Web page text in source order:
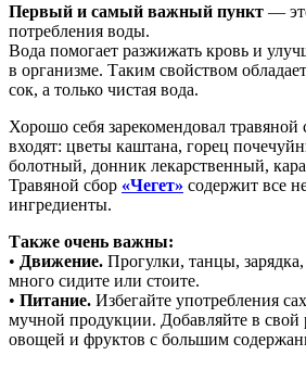
Первый и самый важный пункт —
потребления воды.
Вода помогает разжижать кровь и
в организме. Таким свойством
сок, а только чистая вода.
Хорошо себя зарекомендовал травяной
входят: цветы каштана, горец
болотный, донник лекарственный,
Травяной сбор «Чегет» содержит все
ингредиенты.
Также очень важны:
• Движение. Прогулки, танцы,
много сидите или стоите.
• Питание. Избегайте употребления
мучной продукции. Добавляйте в
овощей и фруктов с большим